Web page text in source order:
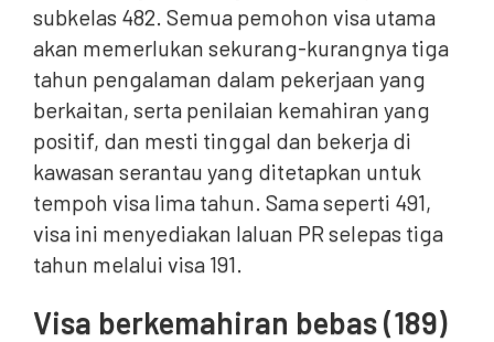
subkelas 482. Semua pemohon visa utama
akan memerlukan sekurang-kurangnya tiga
tahun pengalaman dalam pekerjaan yang
berkaitan, serta penilaian kemahiran yang
positif, dan mesti tinggal dan bekerja di
kawasan serantau yang ditetapkan untuk
tempoh visa lima tahun. Sama seperti 491,
visa ini menyediakan laluan PR selepas tiga
tahun melalui visa 191.
Visa berkemahiran bebas (189)